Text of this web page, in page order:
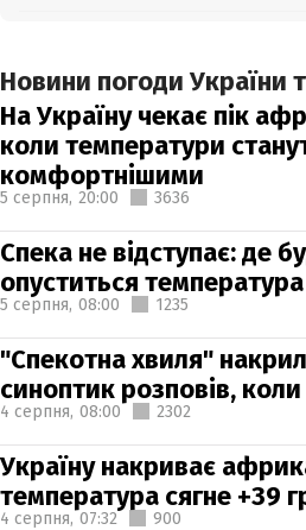
Новини погоди України
На Україну чекає пік
коли температури
комфортнішими
5 серпня, 20:00 3636
Спека не відступає: де
опуститься
5 серпня, 08:00 1235
"Спекотна хвиля"
синоптик розповів,
4 серпня, 08:00 2302
Україну накриває
температура сягне +39
4 серпня, 07:32 900